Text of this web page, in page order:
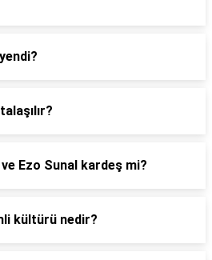
Ezo Sunal kardeş mi?
kültürü nedir?